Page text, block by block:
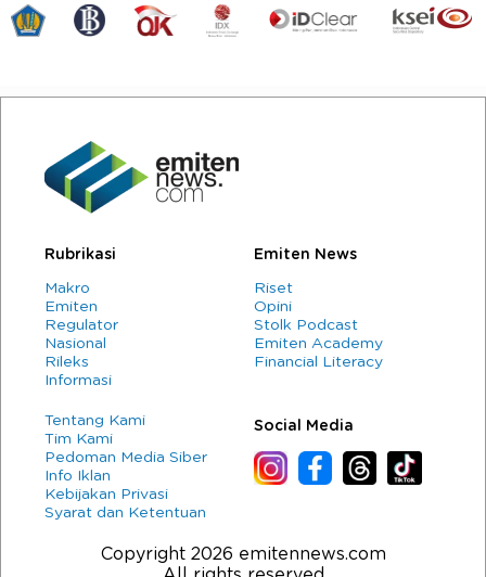
Rubrikasi
Makro
Emiten
Regulator
Nasional
Rileks
Informasi
Emiten News
Riset
Opini
Stolk Podcast
Emiten Academy
Financial Literacy
Tentang Kami
Tim Kami
Pedoman Media Siber
Info Iklan
Kebijakan Privasi
Syarat dan Ketentuan
Social Media
Copyright 2026 emitennews.com